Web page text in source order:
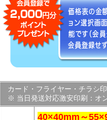
カード・フライヤー・チラシ
※ 当日発送対応激安印刷：オ
40×40mm～